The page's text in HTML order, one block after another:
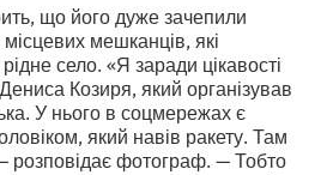
що його дуже зачепили
місцевих мешканців, які
село. «Я заради цікавості
Козиря, який організував
У нього в соцмережах є
який навів ракету. Там
розповідає фотограф. — Тобто